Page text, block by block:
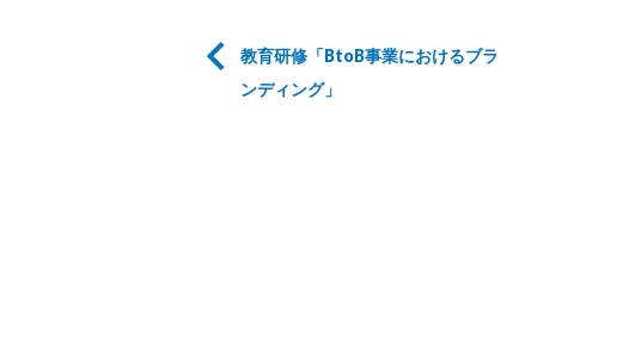
教育研修「BtoB事業におけるブラ
ンディング」